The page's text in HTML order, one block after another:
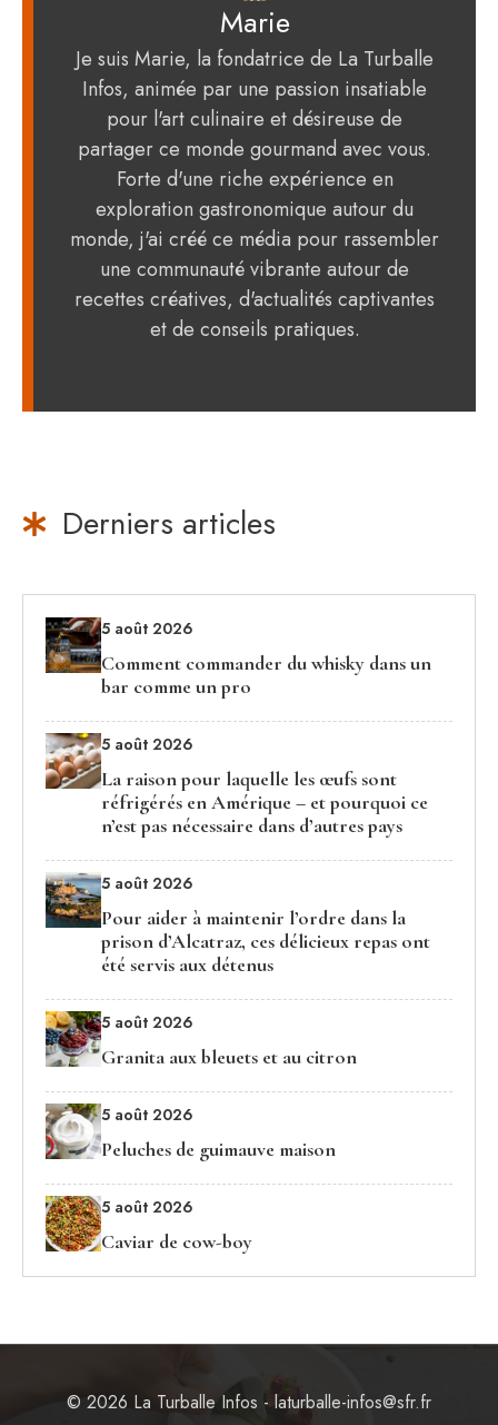
Marie
Je suis Marie, la fondatrice de La Turballe
Infos, animée par une passion insatiable
pour l'art culinaire et désireuse de
partager ce monde gourmand avec vous.
Forte d'une riche expérience en
exploration gastronomique autour du
monde, j'ai créé ce média pour rassembler
une communauté vibrante autour de
recettes créatives, d'actualités captivantes
et de conseils pratiques.
Derniers articles
5 août 2026
Comment commander du whisky dans un
bar comme un pro
5 août 2026
La raison pour laquelle les œufs sont
réfrigérés en Amérique – et pourquoi ce
n’est pas nécessaire dans d’autres pays
5 août 2026
Pour aider à maintenir l’ordre dans la
prison d’Alcatraz, ces délicieux repas ont
été servis aux détenus
5 août 2026
Granita aux bleuets et au citron
5 août 2026
Peluches de guimauve maison
5 août 2026
Caviar de cow-boy
© 2026 La Turballe Infos - laturballe-infos@sfr.fr